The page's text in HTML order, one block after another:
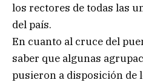
los rectores de todas las
del país.
En cuanto al cruce del
saber que algunas
pusieron a disposición de